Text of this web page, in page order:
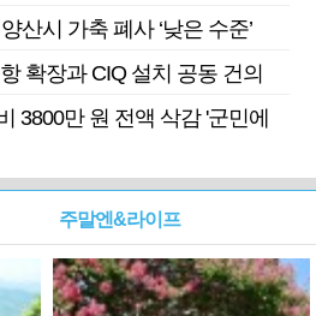
산시 가축 폐사 ‘낮은 수준’
확장과 CIQ 설치 공동 건의
3800만 원 전액 삭감 '군민에
주말엔&라이프